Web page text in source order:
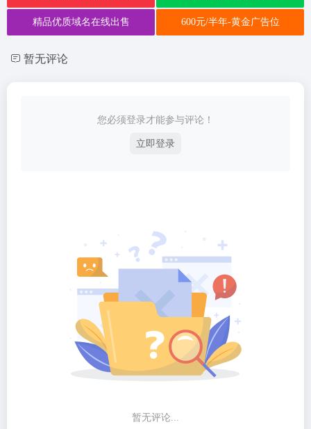
精品优质域名在线出售 600元/半年-黄金广告位
暂无评论
您必须登录才能参与评论！
立即登录
暂无评论...